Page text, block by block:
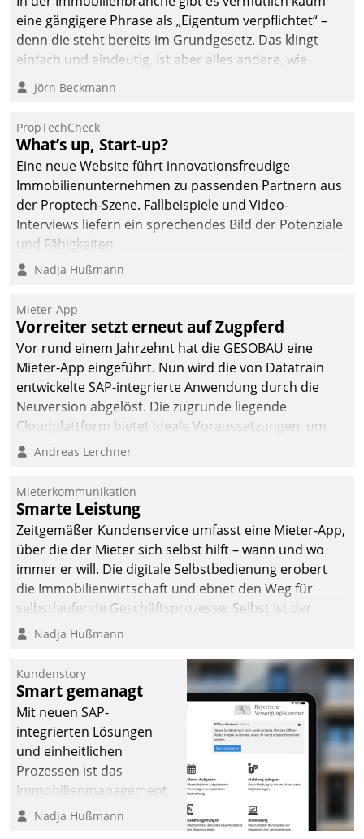
eine gängigere Phrase als „Eigentum verpflichtet“ –
denn die steht bereits im Grundgesetz. Das klingt
einfach und eindeutig, ist aber alles andere, wie
Branchenbeschäftigte wissen. Denn mit der
Verantwortung folgen Verpflichtungen.
Jörn Beckmann
PropTechCheck
What’s up, Start-up?
Eine neue Website führt innovationsfreudige
Immobilienunternehmen zu passenden Partnern aus
der Proptech-Szene. Fallbeispiele und Video-
Interviews liefern ein sprechendes Bild der Potenziale
und Fähigkeiten.
Nadja Hußmann
Mieter-App
Vorreiter setzt erneut auf Zugpferd
Vor rund einem Jahrzehnt hat die GESOBAU eine
Mieter-App eingeführt. Nun wird die von Datatrain
entwickelte SAP-integrierte Anwendung durch die
Neuversion abgelöst. Die zugrunde liegende
Cloudplattform bietet ideale Voraussetzungen, um
die Funktionalität der App zu erweitern und weitere
integrieren.
Andreas Lerchner
Mieterkommunikation
Smarte Leistung
Zeitgemäßer Kundenservice umfasst eine Mieter-App,
über die der Mieter sich selbst hilft – wann und wo
immer er will. Die digitale Selbstbedienung erobert
die Immobilienwirtschaft und ebnet den Weg für
selbstlaufende Geschäftsprozesse. Selbst ist der
Kunde und smart der Serviceanbieter.
Nadja Hußmann
Kundenstory
Smart gemanagt
Mit neuen SAP-
integrierten Lösungen
und einheitlichen
Prozessen ist das
Immobilienmanagement
der Bayerischen
Nadja Hußmann